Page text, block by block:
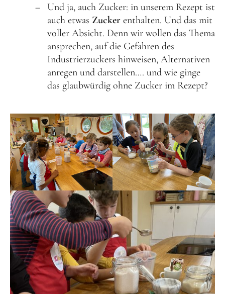
Und ja, auch Zucker: in unserem Rezept ist
auch etwas Zucker enthalten. Und das mit
voller Absicht. Denn wir wollen das Thema
ansprechen, auf die Gefahren des
Industrierzuckers hinweisen, Alternativen
anregen und darstellen…. und wie ginge
das glaubwürdig ohne Zucker im Rezept?